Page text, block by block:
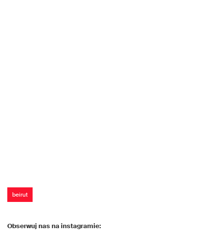
beirut
Obserwuj nas na instagramie: